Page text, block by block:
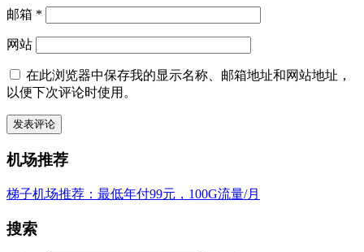
邮箱 *
网站
在此浏览器中保存我的显示名称、邮箱地址和网站地址，
以便下次评论时使用。
机场推荐
梯子机场推荐：最低年付99元，100G流量/月
搜索